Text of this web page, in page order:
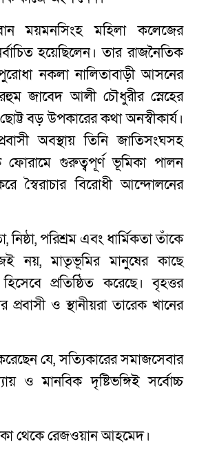
ময়মনসিংহ মহিলা কলেজের
হয়েছিলেন। তার রাজনৈতিক
নকলা নালিতাবাড়ী আসনের
জাবেদ আলী চৌধুরীর স্নেহের
বড় উপকারের কথা অনস্বীকার্য।
অবস্থায় তিনি জাতিসংঘসহ
ফোরামে গুরুত্বপূর্ণ ভূমিকা পালন
স্বৈরাচার বিরোধী আন্দোলনের
পরিশ্রম এবং ধার্মিকতা তাঁকে
নয়, মাতৃভূমির মানুষের কাছে
প্রতিষ্ঠিত করেছে। বৃহত্তর
ও স্থানীয়রা তারেক খানের
যে, সত্যিকারের সমাজসেবার
ও মানবিক দৃষ্টিভঙ্গিই সর্বোচ্চ
থেকে রেজওয়ান আহমেদ।